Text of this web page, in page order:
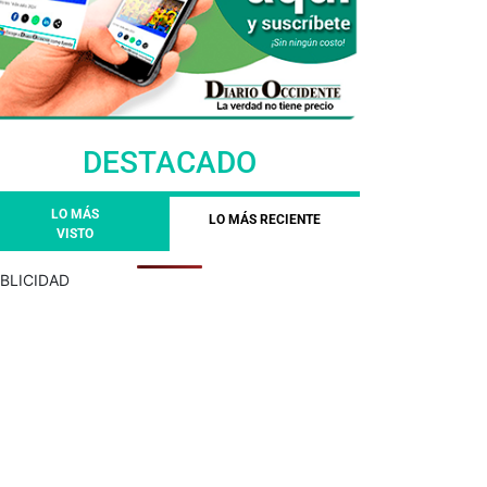
DESTACADO
LO MÁS
VISTO
LO MÁS RECIENTE